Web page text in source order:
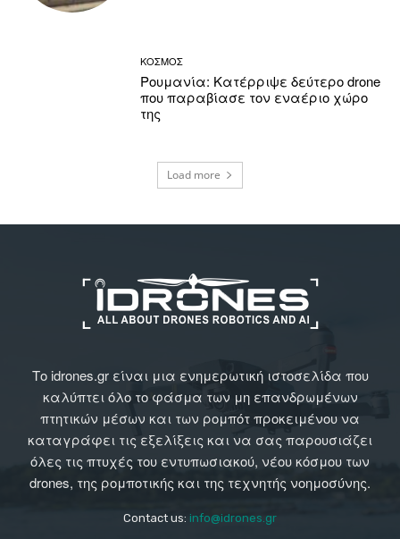
ΚΟΣΜΟΣ
Ρουμανία: Κατέρριψε δεύτερο drone
που παραβίασε τον εναέριο χώρο
της
Load more
Το idrones.gr είναι μια ενημερωτική ιστοσελίδα που
καλύπτει όλο το φάσμα των μη επανδρωμένων
πτητικών μέσων και των ρομπότ προκειμένου να
καταγράφει τις εξελίξεις και να σας παρουσιάζει
όλες τις πτυχές του εντυπωσιακού, νέου κόσμου των
drones, της ρομποτικής και της τεχνητής νοημοσύνης.
Contact us: info@idrones.gr